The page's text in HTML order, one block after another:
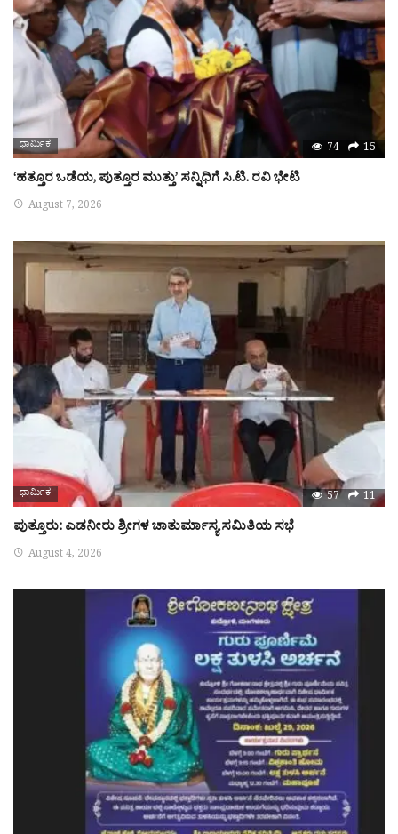
ಧಾರ್ಮಿಕ 74 15
‘ಹತ್ತೂರ ಒಡೆಯ, ಪುತ್ತೂರ ಮುತ್ತು’ ಸನ್ನಿಧಿಗೆ ಸಿ.ಟಿ. ರವಿ ಭೇಟಿ
August 7, 2026
ಧಾರ್ಮಿಕ 57 11
ಪುತ್ತೂರು: ಎಡನೀರು ಶ್ರೀಗಳ ಚಾತುರ್ಮಾಸ್ಯ ಸಮಿತಿಯ ಸಭೆ
August 4, 2026